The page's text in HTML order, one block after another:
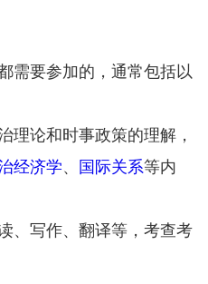
需要参加的，通常包括以
理论和时事政策的理解，
经济学、 国际关系等内
、写作、翻译等，考查考